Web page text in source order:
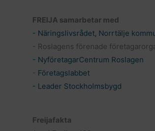
FREIJA samarbetar med
- Näringslivsrådet, Norrtälje
- Roslagens förenade
- NyföretagarCentrum Roslagen
- Företagslabbet
- Leader Stockholmsbygd
Freijafakta